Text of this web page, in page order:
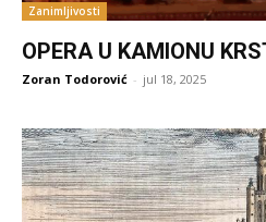
Zanimljivosti
OPERA U KAMIONU
Zoran Todorović - jul 18, 2025